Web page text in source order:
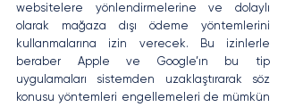
websitelere yönlendirmelerine ve dolaylı
olarak mağaza dışı ödeme yöntemlerini
kullanmalarına izin verecek. Bu izinlerle
beraber Apple ve Google’ın bu tip
uygulamaları sistemden uzaklaştırarak söz
konusu yöntemleri engellemeleri de mümkün